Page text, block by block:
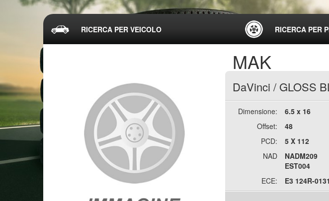
RICERCA PER VEICOLO RICERCA PER
MAK
DaVinci / GLOSS
Dimensione:
6.5 x 16
Offset:
48
PCD:
5 X 112
NAD
NADM209
EST004
ECE:
E3 124R-